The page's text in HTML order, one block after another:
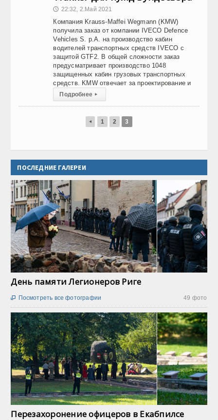
🕔 22:32, 2.Май 2021
Компания Krauss-Maffei Wegmann (KMW)
получила заказ от компании IVECO Defence
Vehicles S. p.A. на производство кабин
водителей транспортных средств IVECO с
защитой GTF2. В общей сложности заказ
предусматривает производство 1048
защищенных кабин грузовых транспортных
средств. KMW отвечает за проектирование и
Подробнее ▸
◂ 1 2 3
ПОСЛЕДНИЕ ГАЛЕРЕИ
День памяти Легионеров Риге
49 фото
 Посмотреть все фотографии
Перезахоронение офицеров в Екабпилсе